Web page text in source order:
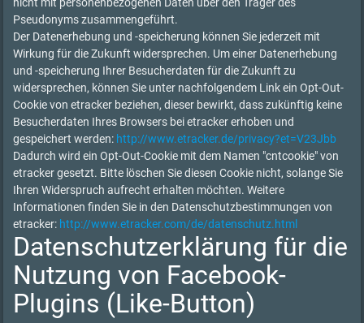
Pseudonyms zusammengeführt.
Der Datenerhebung und -speicherung können Sie jederzeit mit
Wirkung für die Zukunft widersprechen. Um einer Datenerhebung
und -speicherung Ihrer Besucherdaten für die Zukunft zu
widersprechen, können Sie unter nachfolgendem Link ein Opt-Out-
Cookie von etracker beziehen, dieser bewirkt, dass zukünftig keine
Besucherdaten Ihres Browsers bei etracker erhoben und
gespeichert werden: http://www.etracker.de/privacy?et=V23Jbb
Dadurch wird ein Opt-Out-Cookie mit dem Namen "cntcookie" von
etracker gesetzt. Bitte löschen Sie diesen Cookie nicht, solange Sie
Ihren Widerspruch aufrecht erhalten möchten. Weitere
Informationen finden Sie in den Datenschutzbestimmungen von
etracker: http://www.etracker.com/de/datenschutz.html
Datenschutzerklärung für die
Nutzung von Facebook-
Plugins (Like-Button)